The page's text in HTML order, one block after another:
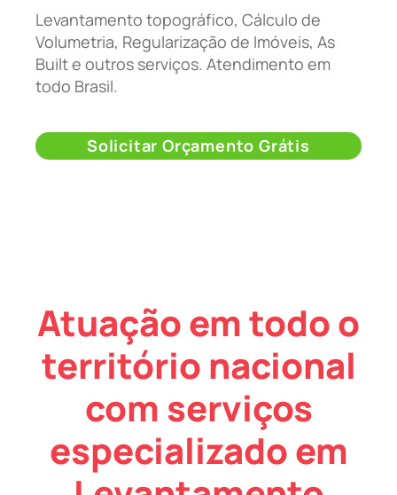
Levantamento topográfico, Cálculo de
Volumetria, Regularização de Imóveis, As
Built e outros serviços. Atendimento em
todo Brasil.
Solicitar Orçamento Grátis
Atuação em todo o
território nacional
com serviços
especializado em